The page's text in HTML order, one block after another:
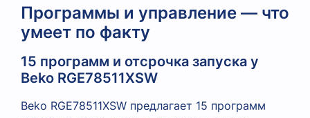
Программы и управление — что
умеет по факту
15 программ и отсрочка запуска у
Beko RGE78511XSW
Beko RGE78511XSW предлагает 15 программ